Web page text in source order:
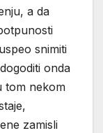
a da
snimiti
onda
tom nekom
zamisli